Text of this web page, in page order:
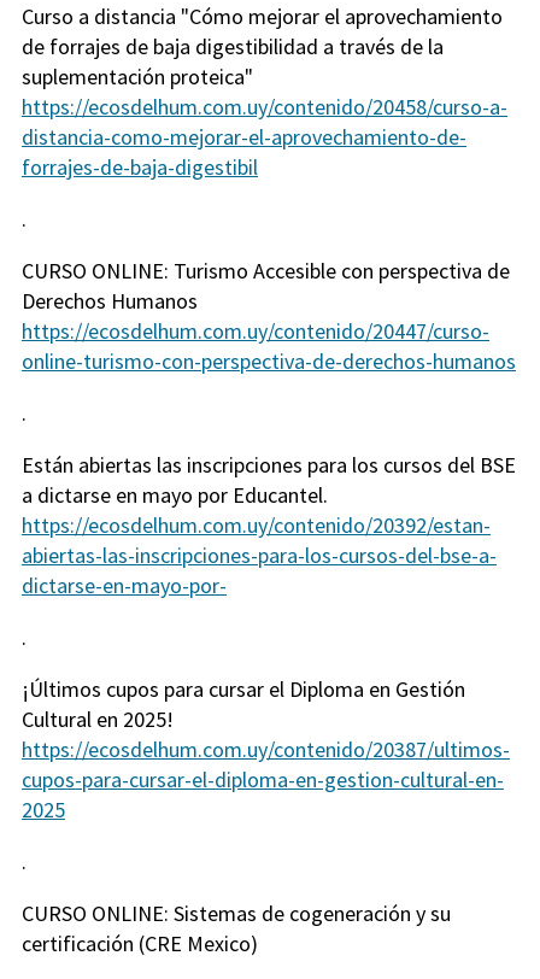
Curso a distancia "Cómo mejorar el aprovechamiento
de forrajes de baja digestibilidad a través de la
suplementación proteica"
https://ecosdelhum.com.uy/contenido/20458/curso-a-
distancia-como-mejorar-el-aprovechamiento-de-
forrajes-de-baja-digestibil
.
CURSO ONLINE: Turismo Accesible con perspectiva de
Derechos Humanos
https://ecosdelhum.com.uy/contenido/20447/curso-
online-turismo-con-perspectiva-de-derechos-humanos
.
Están abiertas las inscripciones para los cursos del BSE
a dictarse en mayo por Educantel.
https://ecosdelhum.com.uy/contenido/20392/estan-
abiertas-las-inscripciones-para-los-cursos-del-bse-a-
dictarse-en-mayo-por-
.
¡Últimos cupos para cursar el Diploma en Gestión
Cultural en 2025!
https://ecosdelhum.com.uy/contenido/20387/ultimos-
cupos-para-cursar-el-diploma-en-gestion-cultural-en-
2025
.
CURSO ONLINE: Sistemas de cogeneración y su
certificación (CRE Mexico)